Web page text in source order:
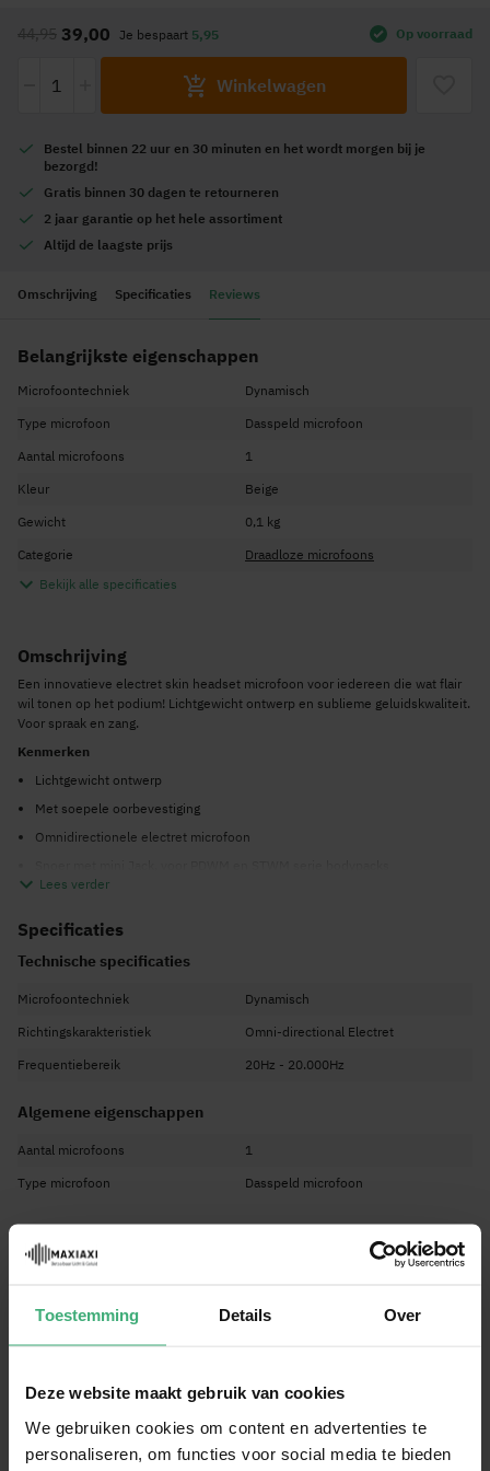
Toestemming Details Over
Deze website maakt gebruik van cookies
We gebruiken cookies om content en advertenties te
personaliseren, om functies voor social media te bieden
39,00
44,95 Je bespaart 5,95
Winkelwagen
Op voorraad
Bestel binnen 22 uur en 30 minuten en het wordt morgen bij je
bezorgd!
Gratis binnen 30 dagen te retourneren
2 jaar garantie op het hele assortiment
Altijd de laagste prijs
het
afbeeldingen-
gallerij
Omschrijving Specificaties Reviews
Omschrijving
Een innovatieve electret skin headset microfoon voor iedereen die wat flair
wil tonen op het podium! Lichtgewicht ontwerp en sublieme geluidskwaliteit.
Voor spraak en zang.
Kenmerken
Lichtgewicht ontwerp
Met soepele oorbevestiging
Omnidirectionele electret microfoon
Geschikt voor: STWM serie:
Geschikt voor: PDWM serie: 179154
Frequentie bereik 20Hz - 20kHz
Gevoeligheid -42dB ±2dB
Connector Mini Jack
Lees verder
Specificaties
Technische specificaties
Microfoontechniek
Dynamisch
Richtingskarakteristiek
Omni-directional Electret
Frequentiebereik
20Hz - 20.000Hz
Algemene eigenschappen
Aantal microfoons
1
Type microfoon
Dasspeld microfoon
Aansluitingen
Type uitgangen
Fysieke eigenschappen
Gewicht
0,1 kg
Kleur
Beige
Overige eigenschappen
Belangrijkste eigenschappen
Microfoontechniek
Dynamisch
Type microfoon
Dasspeld microfoon
Aantal microfoons
1
Kleur
Beige
Gewicht
0,1 kg
Categorie
Draadloze microfoons
Bekijk alle specificaties